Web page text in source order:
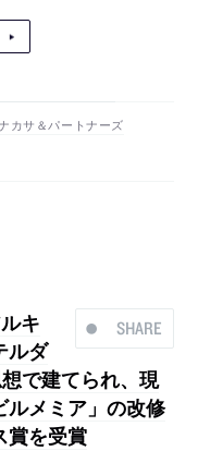
カサ＆パートナーズ
SHARE
キ
ルダ
で建てられ、現
ルメミア」の改修
賞を受賞